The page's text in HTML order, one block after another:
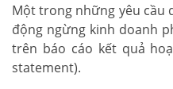
Một trong những yêu cầu
động ngừng kinh doanh
trên báo cáo kết quả
statement).